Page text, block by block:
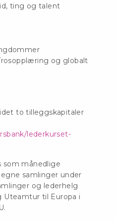
ting og talent
og globalt
to tilleggskapitaler
lederkurset-
som månedlige
samlinger under
og lederhelg
Uteamtur til Europa i